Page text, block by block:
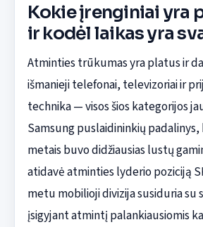
Kokie įrenginiai yra
ir kodėl laikas yra
Atminties trūkumas yra platus ir
išmanieji telefonai, televizoriai ir
technika — visos šios kategorijos
Samsung puslaidininkių
metais buvo didžiausias lustų
atidavė atminties lyderio poziciją
metu mobilioji divizija susiduria su
įsigyjant atmintį palankiausiomis